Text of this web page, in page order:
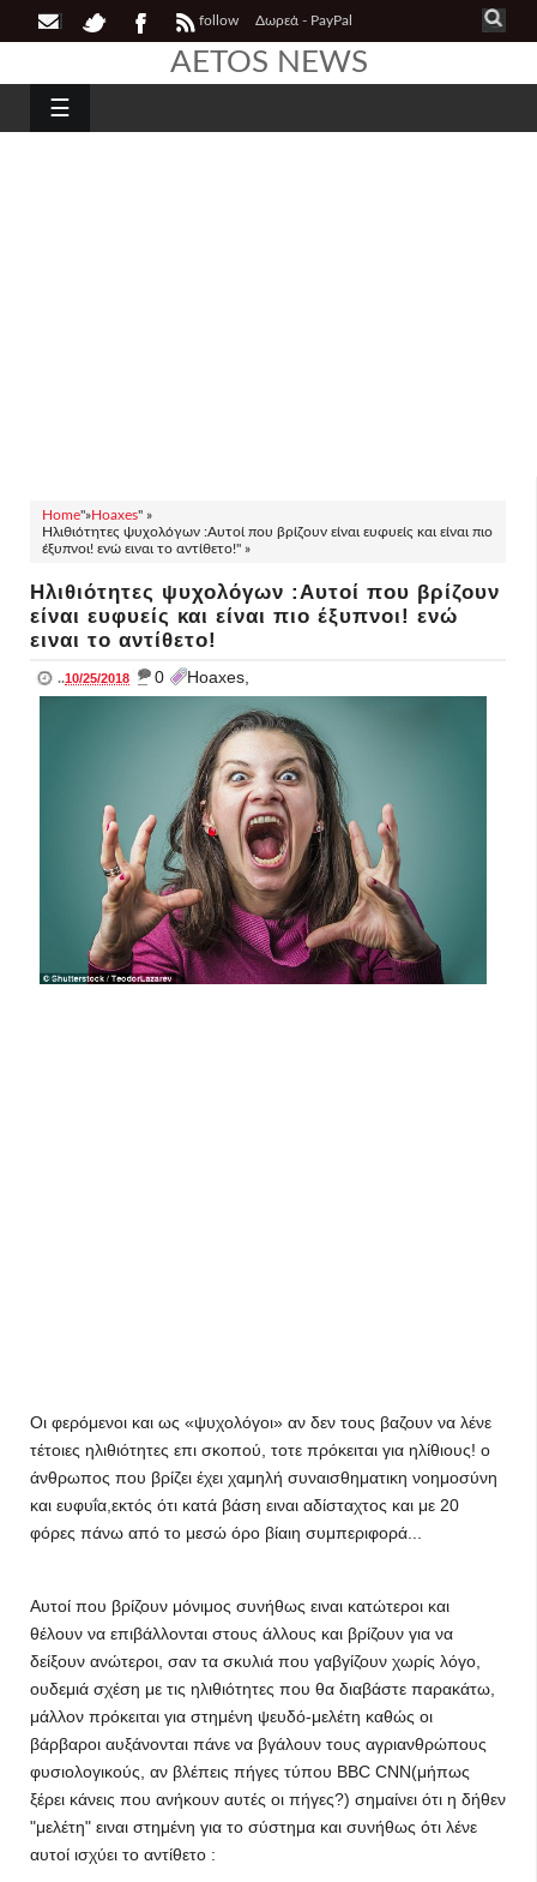
follow Δωρεά - PayPal
AETOS NEWS
☰
Home"»Hoaxes" »
Ηλιθιότητες ψυχολόγων :Αυτοί που βρίζουν είναι ευφυείς και είναι πιο
έξυπνοι! ενώ ειναι το αντίθετο!" »
Ηλιθιότητες ψυχολόγων :Αυτοί που βρίζουν
είναι ευφυείς και είναι πιο έξυπνοι! ενώ
ειναι το αντίθετο!
..10/25/2018 _ 0 Hoaxes,
Οι φερόμενοι και ως «ψυχολόγοι» αν δεν τους βαζουν να λένε
τέτοιες ηλιθιότητες επι σκοπού, τοτε πρόκειται για ηλίθιους! ο
άνθρωπος που βρίζει έχει χαμηλή συναισθηματικη νοημοσύνη
και ευφυΐα,εκτός ότι κατά βάση ειναι αδίσταχτος και με 20
φόρες πάνω από το μεσώ όρο βίαιη συμπεριφορά...
Αυτοί που βρίζουν μόνιμος συνήθως ειναι κατώτεροι και
θέλουν να επιβάλλονται στους άλλους και βρίζουν για να
δείξουν ανώτεροι, σαν τα σκυλιά που γαβγίζουν χωρίς λόγο,
ουδεμιά σχέση με τις ηλιθιότητες που θα διαβάστε παρακάτω,
μάλλον πρόκειται για στημένη ψευδό-μελέτη καθώς οι
βάρβαροι αυξάνονται πάνε να βγάλουν τους αγριανθρώπους
φυσιολογικούς, αν βλέπεις πήγες τύπου BBC CNN(μήπως
ξέρει κάνεις που ανήκουν αυτές οι πήγες?) σημαίνει ότι η δήθεν
"μελέτη" ειναι στημένη για το σύστημα και συνήθως ότι λένε
αυτοί ισχύει το αντίθετο :